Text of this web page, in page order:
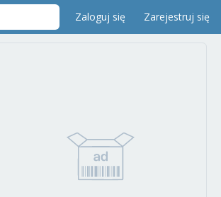
Zaloguj się Zarejestruj się